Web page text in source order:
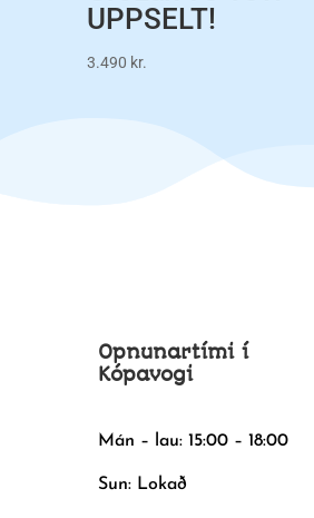
UPPSELT!
3.490 kr.
Opnunartími í
Kópavogi
Mán – lau: 15:00 – 18:00
Sun: Lokað